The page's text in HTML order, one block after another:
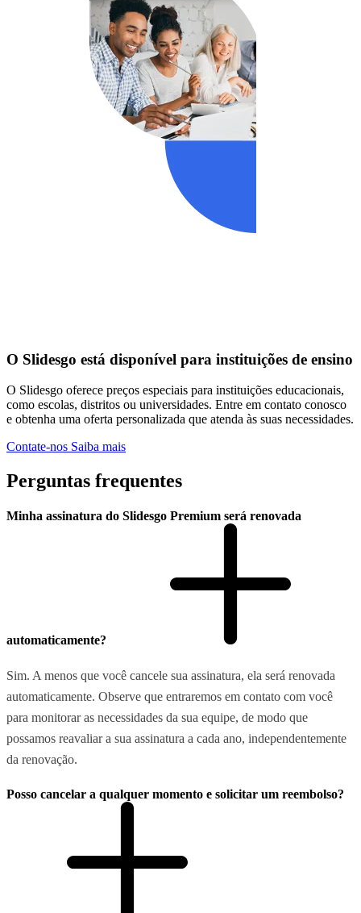
O Slidesgo está disponível para instituições de ensino
O Slidesgo oferece preços especiais para instituições educacionais,
como escolas, distritos ou universidades. Entre em contato conosco
e obtenha uma oferta personalizada que atenda às suas necessidades.
Contate-nos Saiba mais
Perguntas frequentes
Minha assinatura do Slidesgo Premium será renovada
automaticamente?
Sim. A menos que você cancele sua assinatura, ela será renovada
automaticamente. Observe que entraremos em contato com você
para monitorar as necessidades da sua equipe, de modo que
possamos reavaliar a sua assinatura a cada ano, independentemente
da renovação.
Posso cancelar a qualquer momento e solicitar um reembolso?